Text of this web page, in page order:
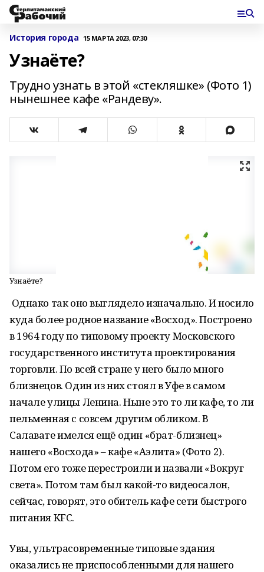
История города 15 МАРТА 2023, 07:30
Узнаёте?
Трудно узнать в этой «стекляшке» (Фото 1)
нынешнее кафе «Рандеву».
Узнаёте?
Однако так оно выглядело изначально. И носило
куда более родное название «Восход». Построено
в 1964 году по типовому проекту Московского
государственного института проектирования
торговли. По всей стране у него было много
близнецов. Один из них стоял в Уфе в самом
начале улицы Ленина. Ныне это то ли кафе, то ли
пельменная с совсем другим обликом. В
Салавате имелся ещё один «брат-близнец»
нашего «Восхода» – кафе «Аэлита» (Фото 2).
Потом его тоже перестроили и назвали «Вокруг
света». Потом там был какой-то видеосалон,
сейчас, говорят, это обитель кафе сети быстрого
питания KFC.
Увы, ультрасовременные типовые здания
оказались не приспособленными для нашего